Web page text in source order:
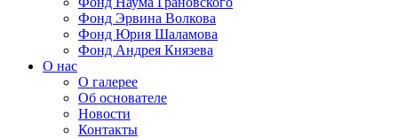
Фонд Эрвина Волкова
Фонд Юрия Шаламова
Фонд Андрея Князева
О нас
О галерее
Об основателе
Новости
Контакты